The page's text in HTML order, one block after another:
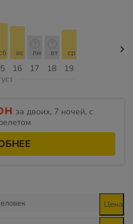
16
вс
17
пн
18
вт
19
ср
за двоих, 7 ночей, c
Цена